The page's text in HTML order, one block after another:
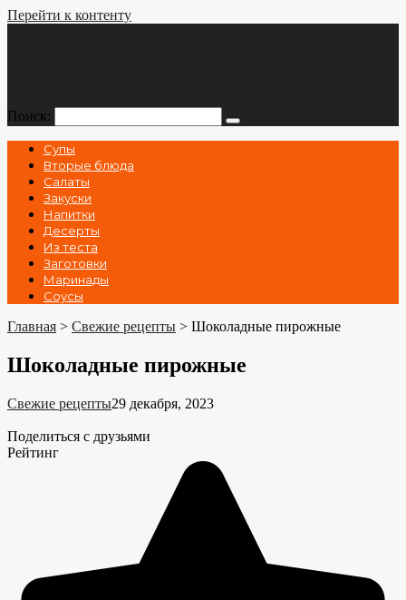
Перейти к контенту
Поиск:
Супы
Вторые блюда
Салаты
Закуски
Напитки
Десерты
Из теста
Заготовки
Маринады
Соусы
Главная > Свежие рецепты > Шоколадные пирожные
Шоколадные пирожные
Свежие рецепты29 декабря, 2023
Поделиться с друзьями
Рейтинг